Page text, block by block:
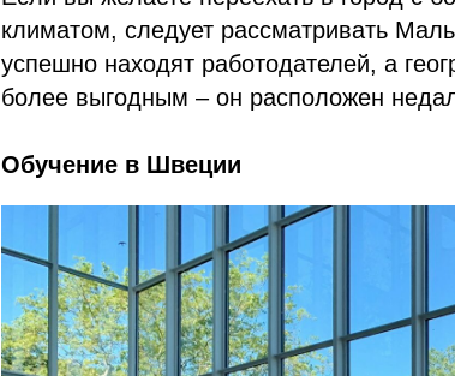
климатом, следует рассматривать
успешно находят работодателей, а
более выгодным – он расположен
Обучение в Швеции